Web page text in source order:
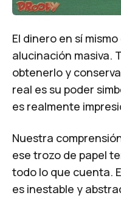
El dinero en sí
alucinación masiva.
obtenerlo y
real es su poder
es realmente
Nuestra
ese trozo de papel
todo lo que cuenta.
es inestable y